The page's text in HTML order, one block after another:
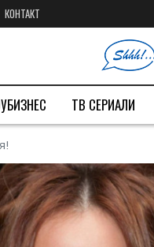
КОНТАКТ
ТВ СЕРИАЛИ